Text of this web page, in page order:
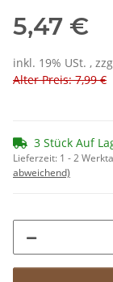
5,47 €
inkl. 19% USt. ,
Alter Preis: 7,99 €
3 Stück Auf
Lieferzeit: 1 - 2
abweichend)